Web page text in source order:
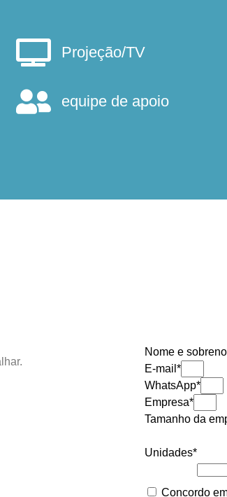
Projeção/TV
equipe de apoio
Nome e
E-mail*
WhatsApp*
Empresa*
Tamanho da
Unidades*
Concordo